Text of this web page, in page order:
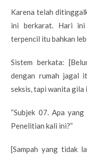
Karena telah
ini berkarat. Hari
terpencil itu bahkan
Sistem berkata:
dengan rumah jagal
seksis, tapi wanita gila
“Subjek 07. Apa
Penelitian kali ini?”
[Sampah yang tidak